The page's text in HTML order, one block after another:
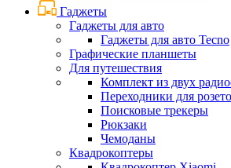
Гаджеты
Гаджеты для авто
Гаджеты для авто Tecno
Графические планшеты
Для путешествия
Комплект из двух
Переходники для
Поисковые трекеры
Рюкзаки
Чемоданы
Квадрокоптеры